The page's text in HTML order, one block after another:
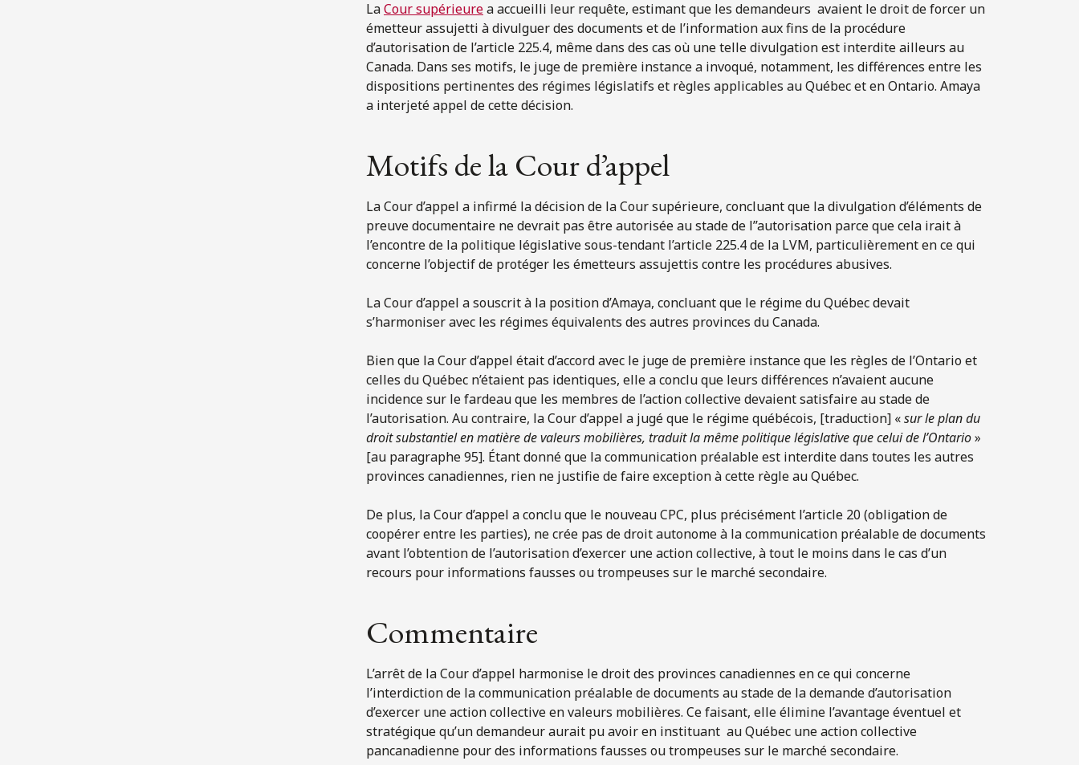
LaCour supérieurea accueilli leur requête, estimant que les demandeurs avaient le droit de forcer un
émetteur assujetti à divulguer des documents et de l’information aux fins de la procédure
d’autorisation de l’article 225.4, même dans des cas où une telle divulgation est interdite ailleurs au
Canada. Dans ses motifs, le juge de première instance a invoqué, notamment, les différences entre les
dispositions pertinentes des régimes législatifs et règles applicables au Québec et en Ontario. Amaya
a interjeté appel de cette décision.
Motifs de la Cour d’appel
La Cour d’appel a infirmé la décision de la Cour supérieure, concluant que la divulgation d’éléments de
preuve documentaire ne devrait pas être autorisée au stade de l’’autorisation parce que cela irait à
l’encontre de la politique législative sous-tendant l’article 225.4 de la LVM, particulièrement en ce qui
concerne l’objectif de protéger les émetteurs assujettis contre les procédures abusives.
La Cour d’appel a souscrit à la position d’Amaya, concluant que le régime du Québec devait
s’harmoniser avec les régimes équivalents des autres provinces du Canada.
Bien que la Cour d’appel était d’accord avec le juge de première instance que les règles de l’Ontario et
celles du Québec n’étaient pas identiques, elle a conclu que leurs différences n’avaient aucune
incidence sur le fardeau que les membres de l’action collective devaient satisfaire au stade de
l’autorisation. Au contraire, la Cour d’appel a jugé que le régime québécois, [traduction] «sur le plan du
droit substantiel en matière de valeurs mobilières, traduit la même politique législative que celui de l’Ontario»
[au paragraphe 95]. Étant donné que la communication préalable est interdite dans toutes les autres
provinces canadiennes, rien ne justifie de faire exception à cette règle au Québec.
De plus, la Cour d’appel a conclu que le nouveau CPC, plus précisément l’article 20 (obligation de
coopérer entre les parties), ne crée pas de droit autonome à la communication préalable de documents
avant l’obtention de l’autorisation d’exercer une action collective, à tout le moins dans le cas d’un
recours pour informations fausses ou trompeuses sur le marché secondaire.
Commentaire
L’arrêt de la Cour d’appel harmonise le droit des provinces canadiennes en ce qui concerne
l’interdiction de la communication préalable de documents au stade de la demande d’autorisation
d’exercer une action collective en valeurs mobilières. Ce faisant, elle élimine l’avantage éventuel et
stratégique qu’un demandeur aurait pu avoir en instituant au Québec une action collective
pancanadienne pour des informations fausses ou trompeuses sur le marché secondaire.